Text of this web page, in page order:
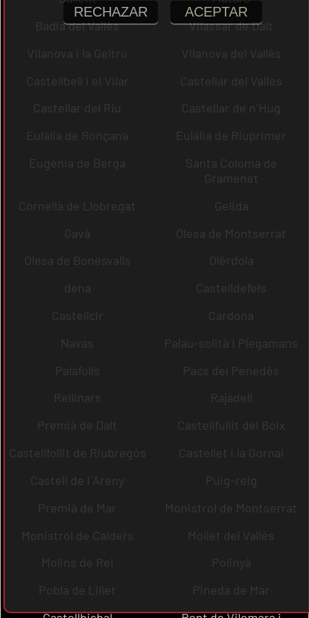
Badia del Vallès
Vilassar de Dalt
Vilanova i la Geltrú
Vilanova del Vallès
Castellbell i el Vilar
Castellar del Vallès
Castellar del Riu
Castellar de n´Hug
Eulàlia de Ronçana
Eulàlia de Riuprimer
Eugènia de Berga
Santa Coloma de
Gramenet
Cornellà de Llobregat
Gelida
Gavà
Olesa de Montserrat
Olesa de Bonesvalls
Olèrdola
dena
Castelldefels
Castellcir
Cardona
Navas
Palau-solità i Plegamans
Palafolls
Pacs del Penedès
Rellinars
Rajadell
Premià de Dalt
Castellfullit del Boix
Castellfollit de Riubregós
Castellet i la Gornal
Castell de l´Areny
Puig-reig
Premià de Mar
Monistrol de Montserrat
Monistrol de Calders
Mollet del Vallès
Molins de Rei
Polinyà
Pobla de Lillet
Pineda de Mar
RECHAZAR ACEPTAR